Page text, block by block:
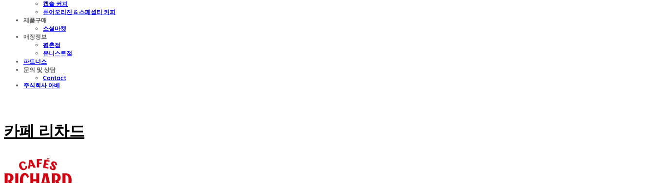
캡슐 커피
퓨어오리진 & 스페셜티 커피
제품구매
소셜마켓
매장정보
평촌점
유니스트점
파트너스
문의 및 상담
Contact
주식회사 아베
카페 리차드